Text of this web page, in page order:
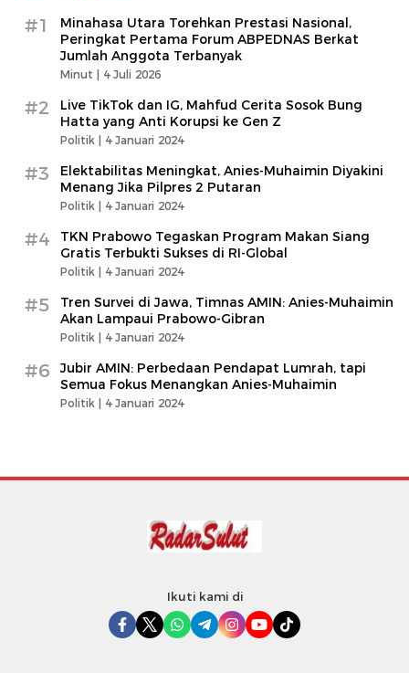
#1
Minahasa Utara Torehkan Prestasi Nasional,
Peringkat Pertama Forum ABPEDNAS Berkat
Jumlah Anggota Terbanyak
Minut | 4 Juli 2026
#2
Live TikTok dan IG, Mahfud Cerita Sosok Bung
Hatta yang Anti Korupsi ke Gen Z
Politik | 4 Januari 2024
#3
Elektabilitas Meningkat, Anies-Muhaimin Diyakini
Menang Jika Pilpres 2 Putaran
Politik | 4 Januari 2024
#4
TKN Prabowo Tegaskan Program Makan Siang
Gratis Terbukti Sukses di RI-Global
Politik | 4 Januari 2024
#5
Tren Survei di Jawa, Timnas AMIN: Anies-Muhaimin
Akan Lampaui Prabowo-Gibran
Politik | 4 Januari 2024
#6
Jubir AMIN: Perbedaan Pendapat Lumrah, tapi
Semua Fokus Menangkan Anies-Muhaimin
Politik | 4 Januari 2024
Ikuti kami di